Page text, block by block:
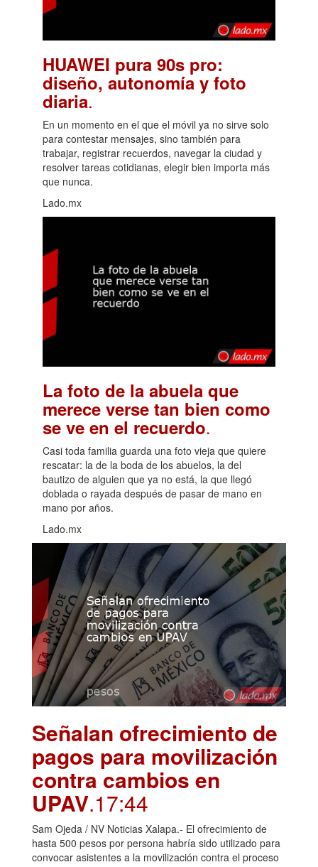
HUAWEI pura 90s pro:
diseño, autonomía y foto
diaria.
En un momento en el que el móvil ya no sirve solo
para contestar mensajes, sino también para
trabajar, registrar recuerdos, navegar la ciudad y
resolver tareas cotidianas, elegir bien importa más
que nunca.
Lado.mx
La foto de la abuela que
merece verse tan bien como
se ve en el recuerdo.
Casi toda familia guarda una foto vieja que quiere
rescatar: la de la boda de los abuelos, la del
bautizo de alguien que ya no está, la que llegó
doblada o rayada después de pasar de mano en
mano por años.
Lado.mx
Señalan ofrecimiento de
pagos para movilización
contra cambios en
UPAV.17:44
Sam Ojeda / NV Noticias Xalapa.- El ofrecimiento de
hasta 500 pesos por persona habría sido utilizado para
convocar asistentes a la movilización contra el proceso